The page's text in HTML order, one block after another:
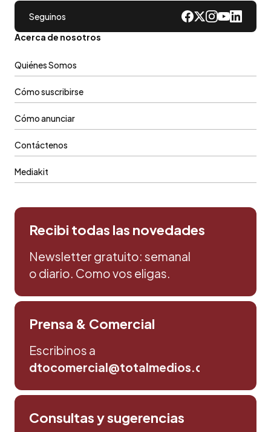
Seguinos
Acerca de nosotros
Quiénes Somos
Cómo suscribirse
Cómo anunciar
Contáctenos
Mediakit
Recibi todas las novedades
Newsletter gratuito: semanal
o diario. Como vos eligas.
Prensa & Comercial
Escribinos a
dtocomercial@totalmedios.com
Consultas y sugerencias